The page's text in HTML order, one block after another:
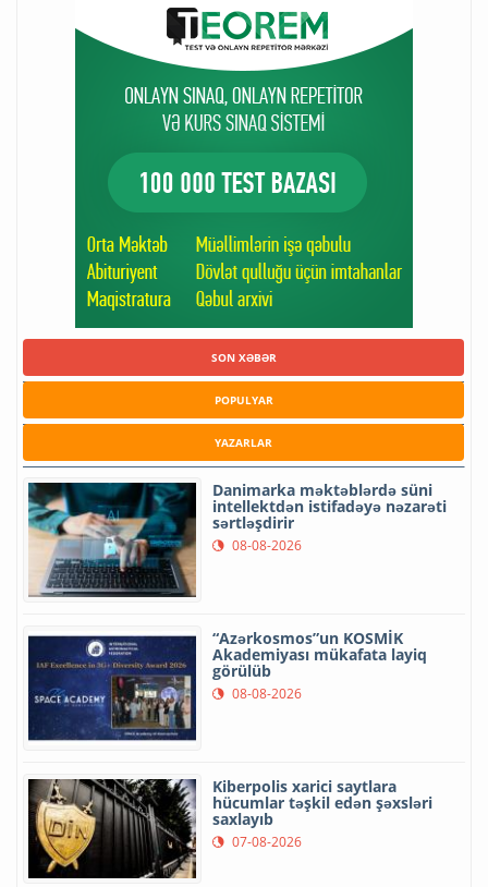
SON XƏBƏR
POPULYAR
YAZARLAR
Danimarka məktəblərdə süni
intellektdən istifadəyə nəzarəti
sərtləşdirir
08-08-2026
“Azərkosmos”un KOSMİK
Akademiyası mükafata layiq
görülüb
08-08-2026
Kiberpolis xarici saytlara
hücumlar təşkil edən şəxsləri
saxlayıb
07-08-2026